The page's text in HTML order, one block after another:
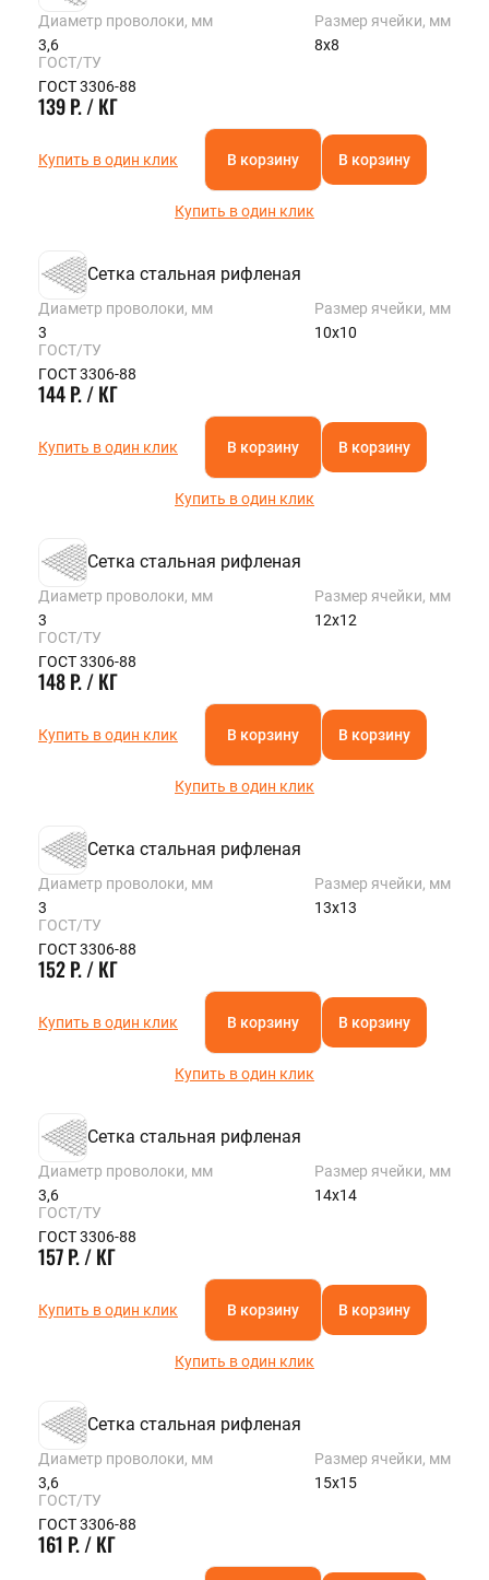
Диаметр проволоки, мм
3,6
Размер ячейки, мм
8х8
ГОСТ/ТУ
ГОСТ 3306-88
139 Р. / КГ
Купить в один клик В корзину В корзину
Купить в один клик
Сетка стальная рифленая
Диаметр проволоки, мм
3
Размер ячейки, мм
10х10
ГОСТ/ТУ
ГОСТ 3306-88
144 Р. / КГ
Купить в один клик В корзину В корзину
Купить в один клик
Сетка стальная рифленая
Диаметр проволоки, мм
3
Размер ячейки, мм
12х12
ГОСТ/ТУ
ГОСТ 3306-88
148 Р. / КГ
Купить в один клик В корзину В корзину
Купить в один клик
Сетка стальная рифленая
Диаметр проволоки, мм
3
Размер ячейки, мм
13х13
ГОСТ/ТУ
ГОСТ 3306-88
152 Р. / КГ
Купить в один клик В корзину В корзину
Купить в один клик
Сетка стальная рифленая
Диаметр проволоки, мм
3,6
Размер ячейки, мм
14х14
ГОСТ/ТУ
ГОСТ 3306-88
157 Р. / КГ
Купить в один клик В корзину В корзину
Купить в один клик
Сетка стальная рифленая
Диаметр проволоки, мм
3,6
Размер ячейки, мм
15х15
ГОСТ/ТУ
ГОСТ 3306-88
161 Р. / КГ